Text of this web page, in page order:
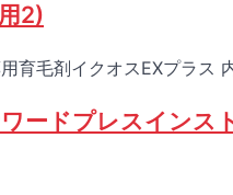
2)
育毛剤イクオスEXプラス
ードプレスイン